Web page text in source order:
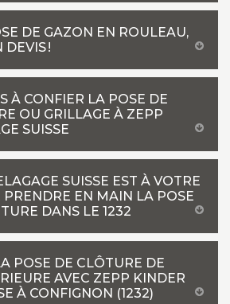
DE GAZON EN ROULEAU,
!
À CONFIER LA POSE DE
OU GRILLAGE À ZEPP
SUISSE
SUISSE EST À VOTRE
PRENDRE EN MAIN LA POSE
DANS LE 1232
POSE DE CLÔTURE DE
AVEC ZEPP KINDER
À CONFIGNON (1232)